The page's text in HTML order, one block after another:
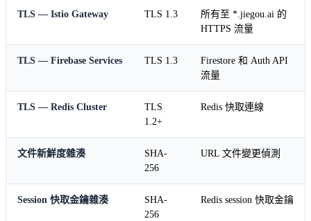
TLS — Istio Gateway TLS 1.3
所有至 *.jiegou.ai 的
HTTPS 流量
TLS — Firebase Services TLS 1.3
Firestore 和 Auth API
流量
TLS — Redis Cluster
TLS
1.2+
Redis 快取連線
文件新鮮度雜湊
SHA-
256
URL 文件變更偵測
Session 快取金鑰雜湊
SHA-
256
Redis session 快取金鑰